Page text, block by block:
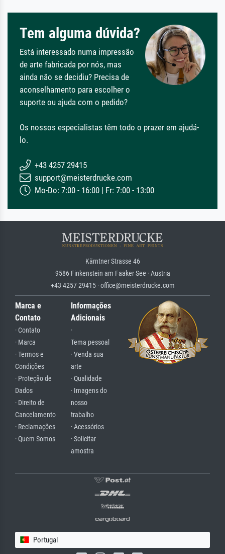
Tem alguma dúvida?
Está interessado numa impressão
de arte fabricada por nós, mas
ainda não se decidiu? Precisa de
aconselhamento para escolher o
suporte ou ajuda com o pedido?
Os nossos especialistas têm todo o prazer em ajudá-
lo.
+43 4257 29415
support@meisterdrucke.com
Mo-Do: 7:00 - 16:00 | Fr: 7:00 - 13:00
Kärntner Strasse 46
9586 Finkenstein am Faaker See · Austria
+43 4257 29415 · office@meisterdrucke.com
Marca e
Contato
· Contato
· Marca
· Termos e
Condições
· Proteção de
Dados
· Direito de
Cancelamento
· Reclamações
· Quem Somos
Informações
Adicionais
·
Tema pessoal
· Venda sua
arte
· Qualidade
· Imagens do
nosso
trabalho
· Acessórios
· Solicitar
amostra
Portugal